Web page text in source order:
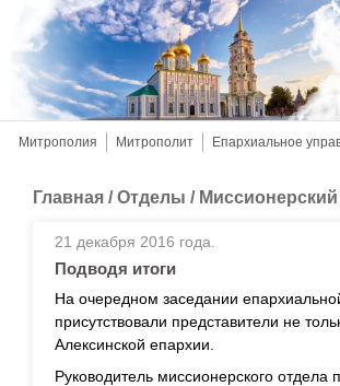
Митрополия Митрополит Епархиальное
Главная /Отделы / Миссионерский
21 декабря 2016 года.
Подводя итоги
На очередном заседании
присутствовали представители не
Алексинской епархии.
Руководитель миссионерского